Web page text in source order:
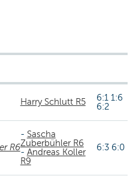
Harry Schlutt R5
6:1 1:6
6:2
R6
- Sascha
Zuberbühler R6
- Andreas Koller
R9
6:3 6:0